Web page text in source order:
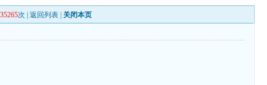
次 |返回列表 关闭本页